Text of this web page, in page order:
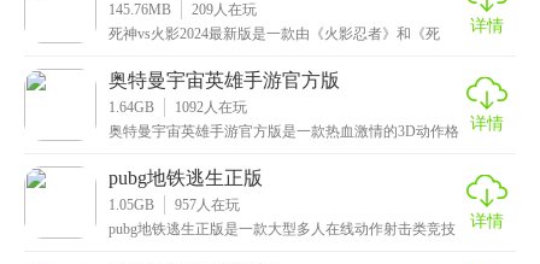
145.76MB 209人在玩
死神vs火影2024最新版是一款由《火影忍者》和《死
详情
奥特曼宇宙英雄手游官方版
1.64GB 1092人在玩
奥特曼宇宙英雄手游官方版是一款热血激情的3D动作格
详情
pubg地铁逃生正版
1.05GB 957人在玩
pubg地铁逃生正版是一款大型多人在线动作射击类竞技
详情